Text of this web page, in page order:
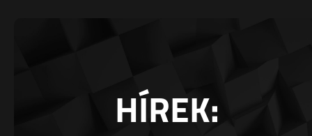
HÍREK: